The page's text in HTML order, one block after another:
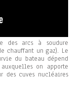
des arcs à soudure
chauffant un gaz). Le
du bateau dépend
on apporte
des cuves nucléaires